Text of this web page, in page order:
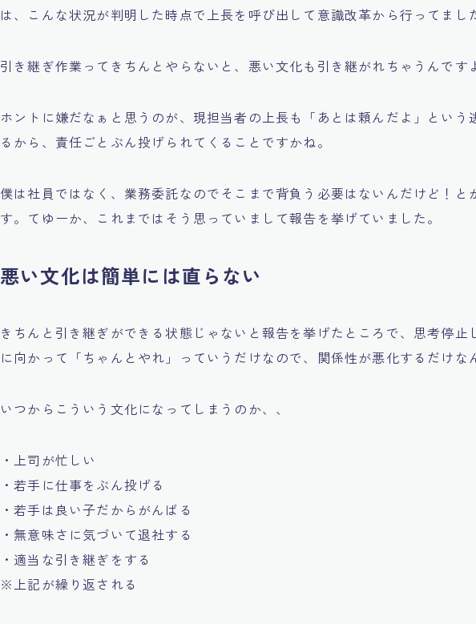
は、こんな状況が判明した時点で上長を呼び出して意識改革から行ってまし
引き継ぎ作業ってきちんとやらないと、悪い文化も引き継がれちゃうんです
ホントに嫌だなぁと思うのが、現担当者の上長も「あとは頼んだよ」という
るから、責任ごとぶん投げられてくることですかね。
僕は社員ではなく、業務委託なのでそこまで背負う必要はないんだけど！と
す。てゆーか、これまではそう思っていまして報告を挙げていました。
悪い文化は簡単には直らない
きちんと引き継ぎができる状態じゃないと報告を挙げたところで、思考停止
に向かって「ちゃんとやれ」っていうだけなので、関係性が悪化するだけな
いつからこういう文化になってしまうのか、、
・上司が忙しい
・若手に仕事をぶん投げる
・若手は良い子だからがんばる
・無意味さに気づいて退社する
・適当な引き継ぎをする
※上記が繰り返される